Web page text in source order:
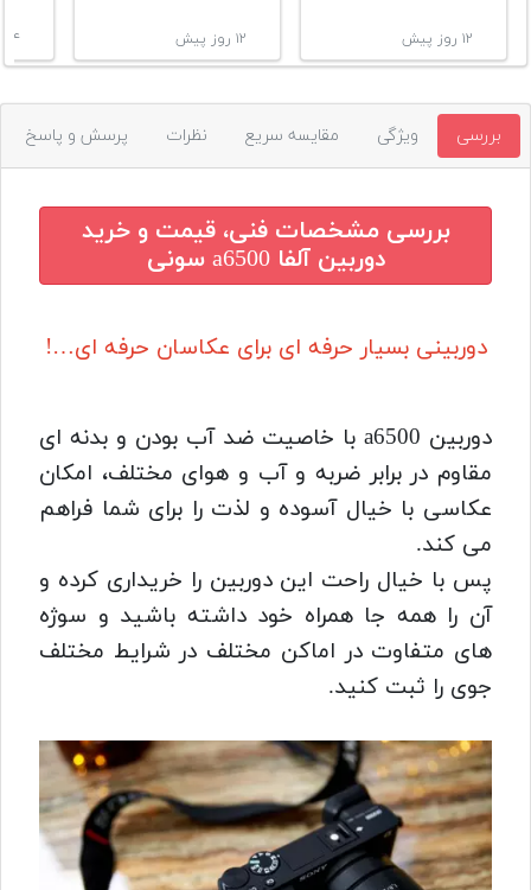
۱۲ روز پیش ۱۲ روز پیش ۱۴ روز پیش
بررسی ویژگی مقایسه سریع نظرات پرسش و پاسخ
بررسی مشخصات فنی، قیمت و خرید
دوربین آلفا a6500 سونی
دوربینی بسیار حرفه ای برای عکاسان حرفه ای…!
دوربین a6500 با خاصیت ضد آب بودن و بدنه ای
مقاوم در برابر ضربه و آب و هوای مختلف، امکان
عکاسی با خیال آسوده و لذت را برای شما فراهم
می کند.
پس با خیال راحت این دوربین را خریداری کرده و
آن را همه جا همراه خود داشته باشید و سوژه
های متفاوت در اماکن مختلف در شرایط مختلف
جوی را ثبت کنید.